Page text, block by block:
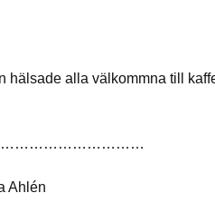
hälsade alla välkommna till